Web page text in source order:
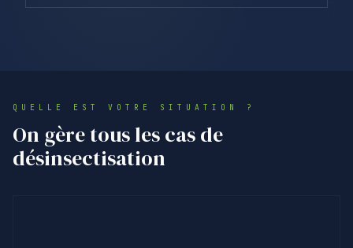
QUELLE EST VOTRE SITUATION ?
On gère tous les cas de
désinsectisation